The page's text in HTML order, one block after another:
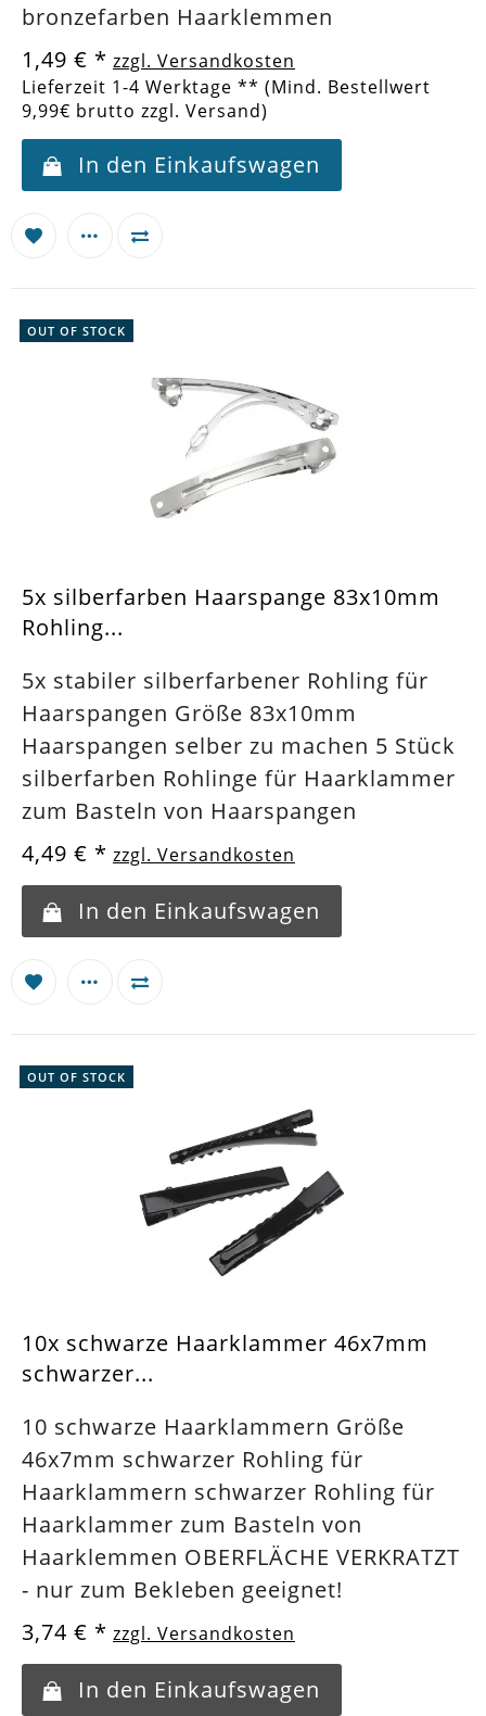
bronzefarben Haarklemmen
1,49 € * zzgl. Versandkosten
Lieferzeit 1-4 Werktage ** (Mind. Bestellwert
9,99€ brutto zzgl. Versand)
In den Einkaufswagen
OUT OF STOCK
5x silberfarben Haarspange 83x10mm
Rohling...
5x stabiler silberfarbener Rohling für
Haarspangen Größe 83x10mm
Haarspangen selber zu machen 5 Stück
silberfarben Rohlinge für Haarklammer
zum Basteln von Haarspangen
4,49 € * zzgl. Versandkosten
In den Einkaufswagen
OUT OF STOCK
10x schwarze Haarklammer 46x7mm
schwarzer...
10 schwarze Haarklammern Größe
46x7mm schwarzer Rohling für
Haarklammern schwarzer Rohling für
Haarklammer zum Basteln von
Haarklemmen OBERFLÄCHE VERKRATZT
- nur zum Bekleben geeignet!
3,74 € * zzgl. Versandkosten
In den Einkaufswagen